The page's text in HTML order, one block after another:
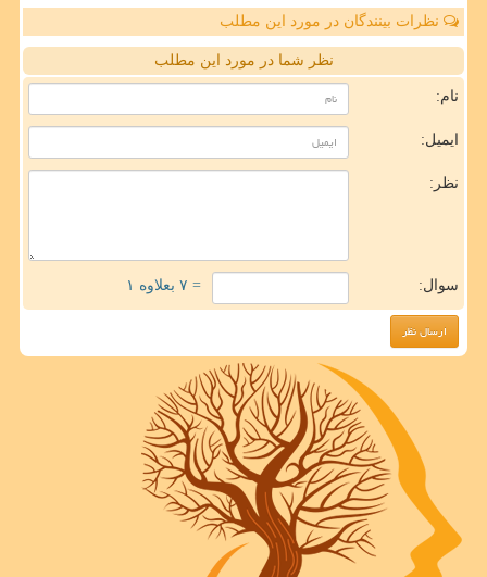
نظرات بینندگان در مورد این مطلب
نظر شما در مورد این مطلب
نام:
ایمیل:
نظر:
سوال: = ۷ بعلاوه ۱